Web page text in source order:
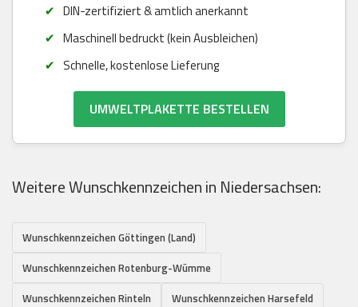
DIN-zertifiziert & amtlich anerkannt
Maschinell bedruckt (kein Ausbleichen)
Schnelle, kostenlose Lieferung
UMWELTPLAKETTE BESTELLEN
Weitere Wunschkennzeichen in Niedersachsen:
Wunschkennzeichen Göttingen (Land)
Wunschkennzeichen Rotenburg-Wümme
Wunschkennzeichen Rinteln
Wunschkennzeichen Harsefeld